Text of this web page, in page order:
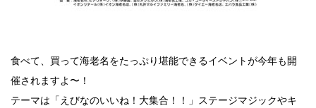
食べて、買って海老名をたっぷり堪能できるイベントが今年も開
催されますよ〜！
テーマは「えびなのいいね！大集合！！」ステージマジックやキ